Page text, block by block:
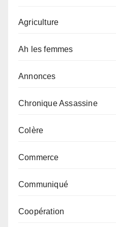
Agriculture
Ah les femmes
Annonces
Chronique Assassine
Colère
Commerce
Communiqué
Coopération